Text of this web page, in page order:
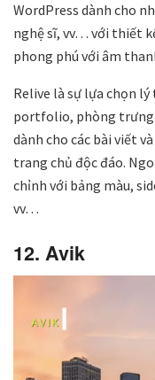
WordPress dành cho
nghệ sĩ, vv… với thiết
phong phú với âm
Relive là sự lựa chọn
portfolio, phòng trưng
dành cho các bài viết
trang chủ độc đáo.
chỉnh với bảng màu,
vv…
12. Avik